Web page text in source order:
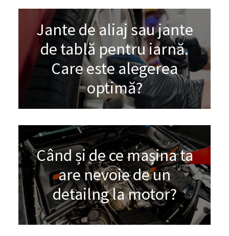
Jante de aliaj sau jante
de tablă pentru iarnă.
Care este alegerea
optimă?
Când și de ce mașina ta
are nevoie de un
detailng la motor?